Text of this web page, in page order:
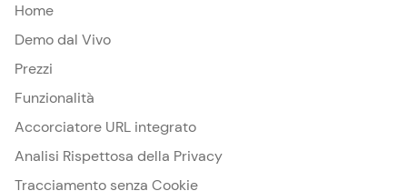
Home
Demo dal Vivo
Prezzi
Funzionalità
Accorciatore URL integrato
Analisi Rispettosa della Privacy
Tracciamento senza Cookie